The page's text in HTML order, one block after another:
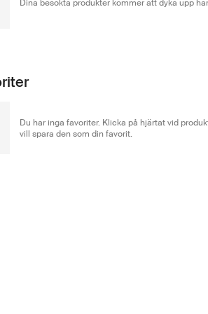
Dina besökta produkter kommer att dyka upp
Du har inga favoriter. Klicka på hjärtat vid
vill spara den som din favorit.